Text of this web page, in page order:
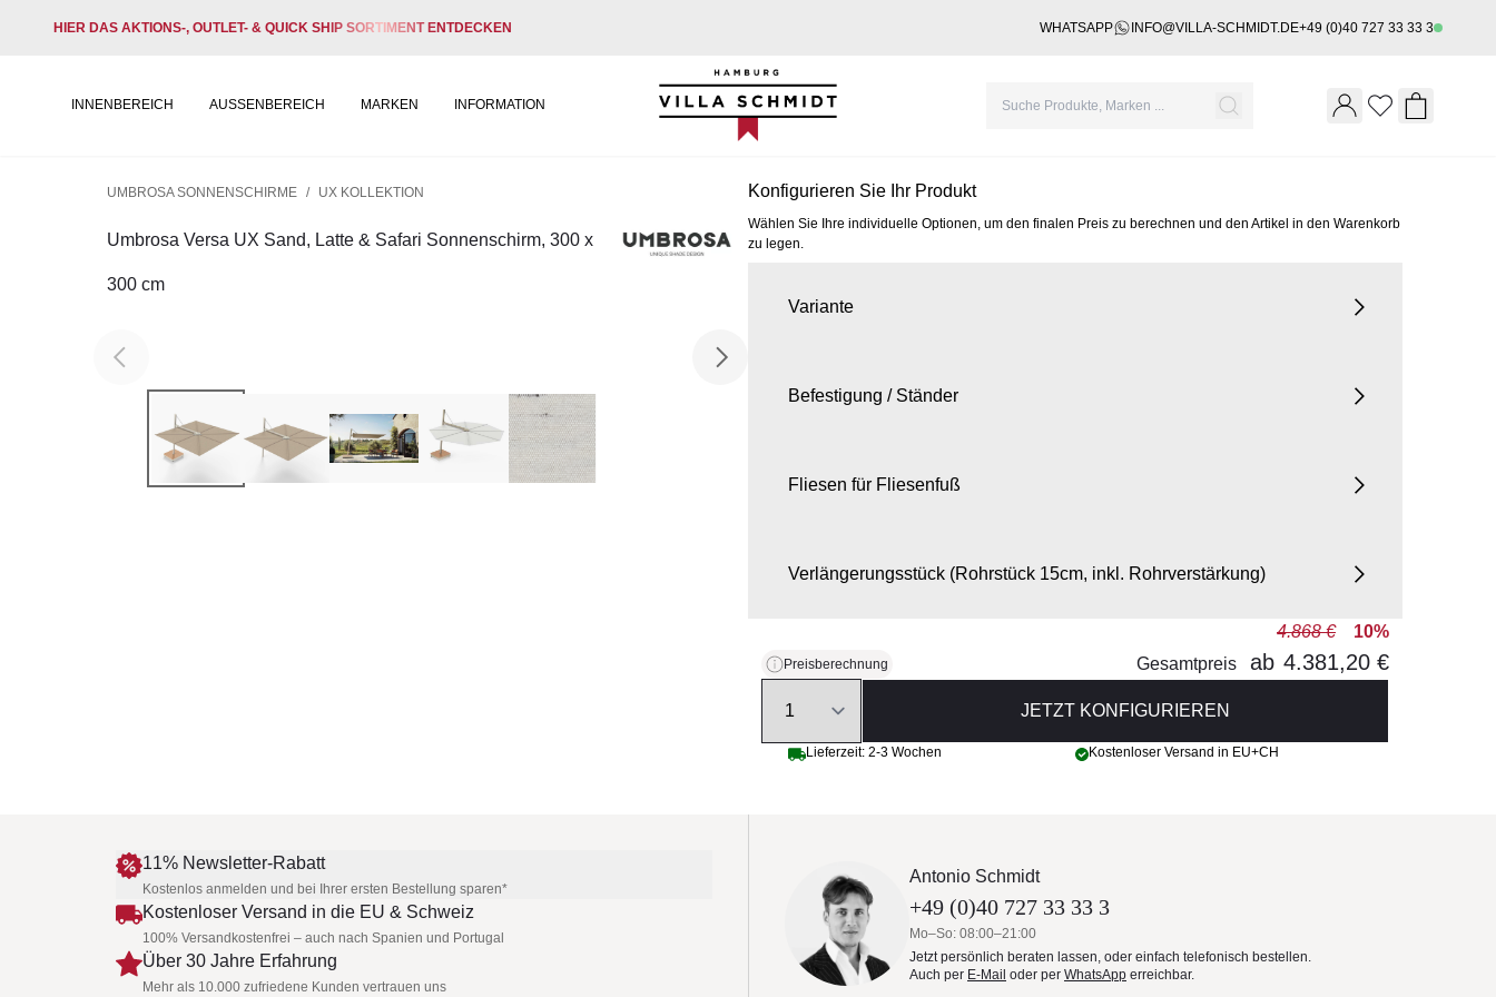
HIER DAS AKTIONS-, OUTLET- & QUICK SHIP SORTIMENT ENTDECKEN WHATSAPP INFO@VILLA-SCHMIDT.DE+49 (0)40 727 33 33 3
INNENBEREICH AUSSENBEREICH MARKEN INFORMATION
Villa Schmidt
Wishlist
UMBROSA SONNENSCHIRME / UX KOLLEKTION
Umbrosa Versa UX Sand, Latte & Safari Sonnenschirm, 300 x
300 cm
Konfigurieren Sie Ihr Produkt
Wählen Sie Ihre individuelle Optionen, um den finalen Preis zu berechnen und den Artikel in den Warenkorb
zu legen.
Variante
Befestigung / Ständer
Fliesen für Fliesenfuß
Verlängerungsstück (Rohrstück 15cm, inkl. Rohrverstärkung)
Preisberechnung
4.868 €
10%
Gesamtpreis
ab 4.381,20 €
JETZT KONFIGURIEREN
Lieferzeit: 2-3 Wochen Kostenloser Versand in EU+CH
11% Newsletter-Rabatt
Kostenlos anmelden und bei Ihrer ersten Bestellung sparen*
Kostenloser Versand in die EU & Schweiz
100% Versandkostenfrei – auch nach Spanien und Portugal
Über 30 Jahre Erfahrung
Mehr als 10.000 zufriedene Kunden vertrauen uns
Antonio Schmidt
+49 (0)40 727 33 33 3
Mo–So: 08:00–21:00
Jetzt persönlich beraten lassen, oder einfach telefonisch bestellen.
Auch per E-Mail oder per WhatsApp erreichbar.